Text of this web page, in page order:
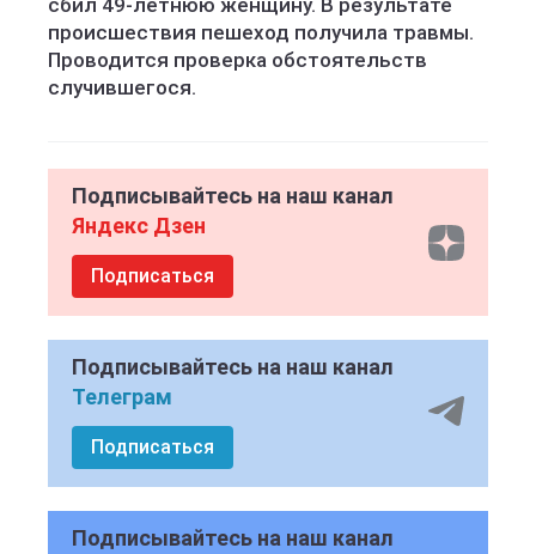
сбил 49-летнюю женщину. В результате
происшествия пешеход получила травмы.
Проводится проверка обстоятельств
случившегося.
Подписывайтесь на наш канал
Яндекс Дзен
Подписаться
Подписывайтесь на наш канал
Телеграм
Подписаться
Подписывайтесь на наш канал